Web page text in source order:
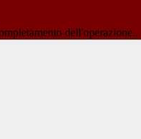
dell'operazione...